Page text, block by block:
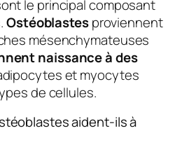
le principal composant
Ostéoblastesproviennent
mésenchymateuses
naissance à des
et myocytes
de cellules.
aident-ils à